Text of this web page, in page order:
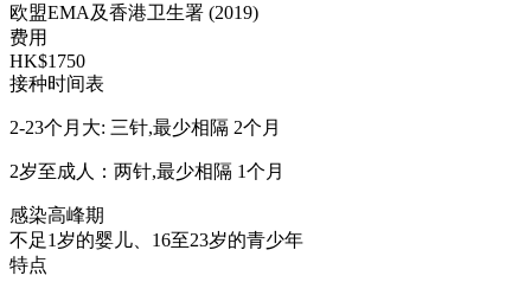
欧盟EMA及香港卫生署 (2019)
费用
HK$1750
接种时间表
2-23个月大: 三针,最少相隔 2个月
2岁至成人：两针,最少相隔 1个月
感染高峰期
不足1岁的婴儿、16至23岁的青少年
特点